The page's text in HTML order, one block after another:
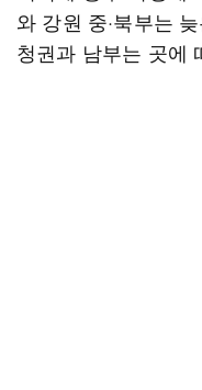
와 강원 중·북부는
청권과 남부는 곳에